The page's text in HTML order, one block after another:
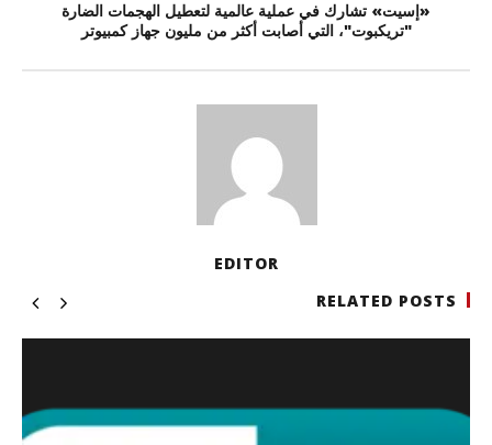
«إسيت» تشارك في عملية عالمية لتعطيل الهجمات الضارة
"تريكبوت"، التي أصابت أكثر من مليون جهاز كمبيوتر
EDITOR
RELATED POSTS